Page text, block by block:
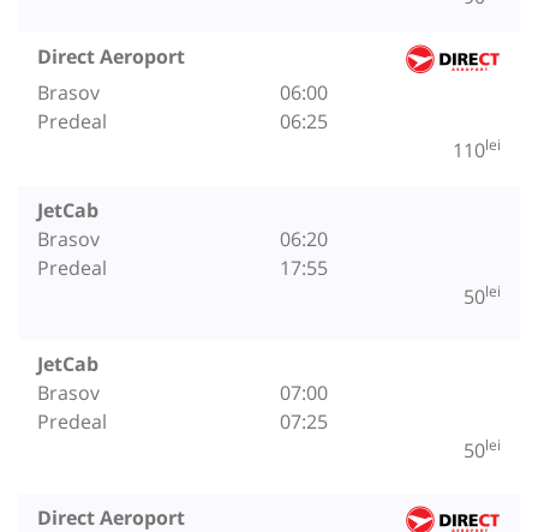
Direct Aeroport
Brasov
Predeal
06:00
06:25
110lei
JetCab
Brasov
Predeal
06:20
17:55
50lei
JetCab
Brasov
Predeal
07:00
07:25
50lei
Direct Aeroport